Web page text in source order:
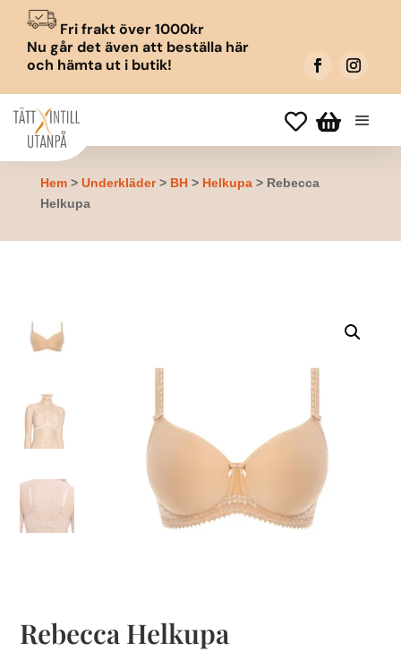
Fri frakt över 1000kr
Nu går det även att beställa här
och hämta ut i butik!
 
Hem> Underkläder> BH> Helkupa> Rebecca
Helkupa
Rebecca Helkupa